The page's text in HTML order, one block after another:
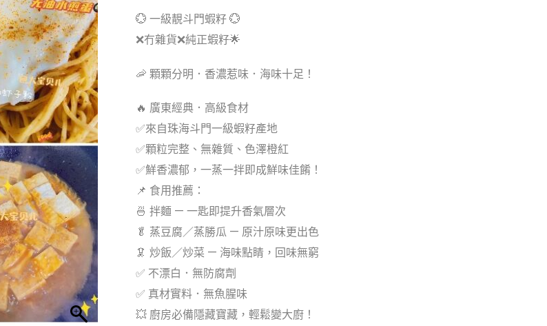
💮 一級靚斗門蝦籽 💮
❌冇雜貨❌純正蝦籽🌟
🦐 顆顆分明．香濃惹味．海味十足！
🔥 廣東經典．高級食材
✅來自珠海斗門一級蝦籽產地
✅顆粒完整、無雜質、色澤橙紅
✅鮮香濃郁，一蒸一拌即成鮮味佳餚！
📌 食用推薦：
🍜 拌麵 — 一匙即提升香氣層次
🥬 蒸豆腐／蒸勝瓜 — 原汁原味更出色
🦑 炒飯／炒菜 — 海味點睛，回味無窮
✅ 不漂白．無防腐劑
✅ 真材實料．無魚腥味
💥 廚房必備隱藏寶藏，輕鬆變大廚！